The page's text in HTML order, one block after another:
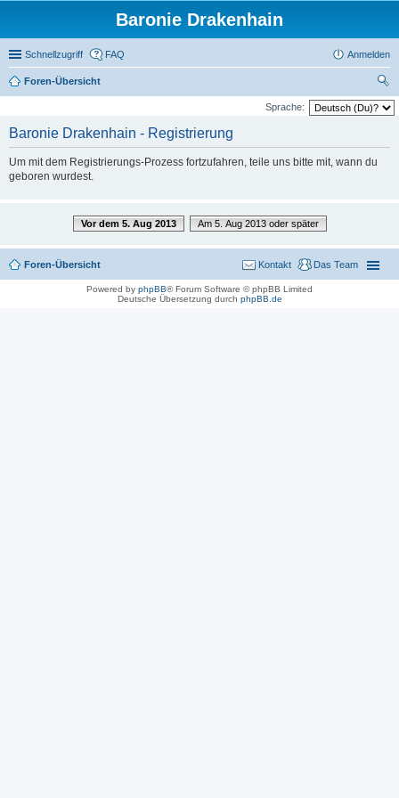
Baronie Drakenhain
Schnellzugriff FAQ Anmelden
Foren-Übersicht
uc
Sprache:
Baronie Drakenhain - Registrierung
Um mit dem Registrierungs-Prozess fortzufahren, teile uns bitte mit, wann du
geboren wurdest.
Vor dem 5. Aug 2013 Am 5. Aug 2013 oder später
Foren-Übersicht Das Team
Kontakt
Powered by phpBB® Forum Software © phpBB Limited
Deutsche Übersetzung durch phpBB.de